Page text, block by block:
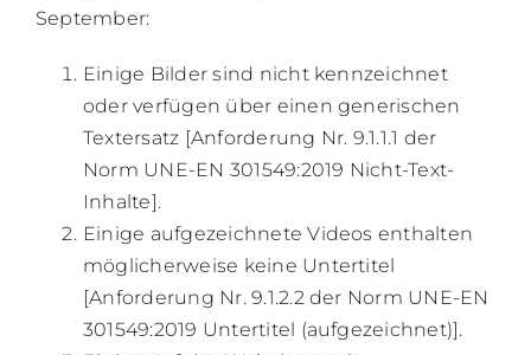
September:
Einige Bilder sind nicht kennzeichnet
oder verfügen über einen generischen
Textersatz [Anforderung Nr. 9.1.1.1 der
Norm UNE-EN 301549:2019 Nicht-Text-
Inhalte].
Einige aufgezeichnete Videos enthalten
möglicherweise keine Untertitel
[Anforderung Nr. 9.1.2.2 der Norm UNE-EN
301549:2019 Untertitel (aufgezeichnet)].